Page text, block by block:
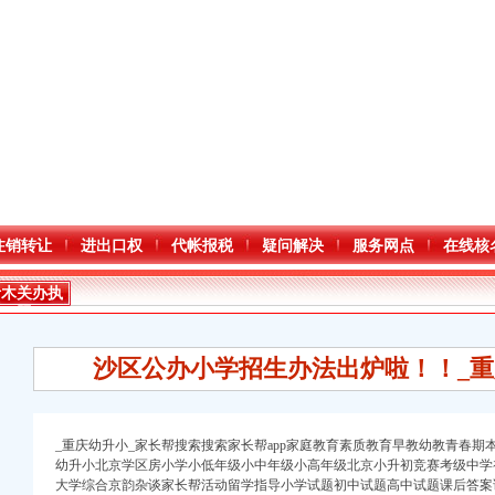
销转让 进出口权 代帐报税 疑问解决 服务网点 在线核
关办执
照
沙区公办小学招生办法出炉啦！！_
_重庆幼升小_家长帮搜索搜索家长帮app家庭教育素质教育早教幼教青春
幼升小北京学区房小学小低年级小中年级小高年级北京小升初竞赛考级中
大学综合京韵杂谈家长帮活动留学指导小学试题初中试题高中试题课后答